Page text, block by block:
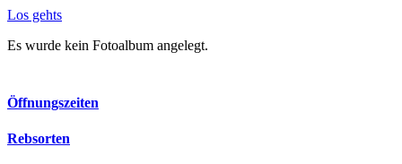
Los gehts
Es wurde kein Fotoalbum angelegt.
Öffnungszeiten
Rebsorten